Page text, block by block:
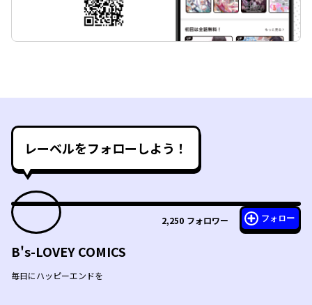
レーベルをフォローしよう！
2,250 フォロワー フォロー
B's-LOVEY COMICS
毎日にハッピーエンドを